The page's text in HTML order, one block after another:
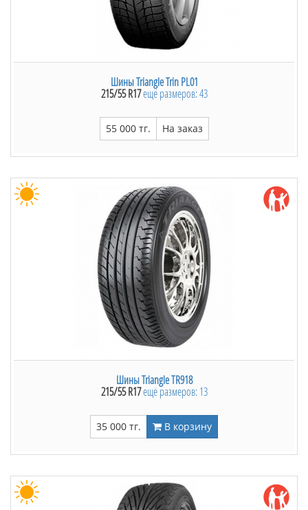
Шины Triangle Trin PL01
215/55 R17ещё размеров: 43
55 000 тг. На заказ
Шины Triangle TR918
215/55 R17ещё размеров: 13
35 000 тг. В корзину